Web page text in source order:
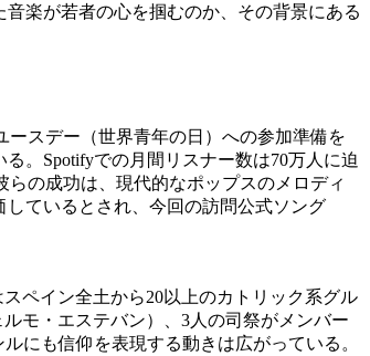
楽が若者の心を掴むのか、その背景にある
ースデー（世界青年の日）への参加準備を
。Spotifyでの月間リスナー数は70万人に迫
らの成功は、現代的なポップスのメロディ
ているとされ、今回の訪問公式ソング
ペイン全土から20以上のカトリック系グル
モ・エステバン）、3人の司祭がメンバー
にも信仰を表現する動きは広がっている。